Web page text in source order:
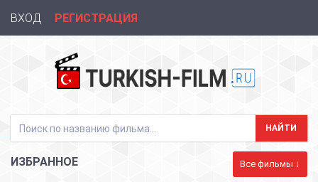
ВХОД РЕГИСТРАЦИЯ
ИЗБРАННОЕ Все фильмы ↓